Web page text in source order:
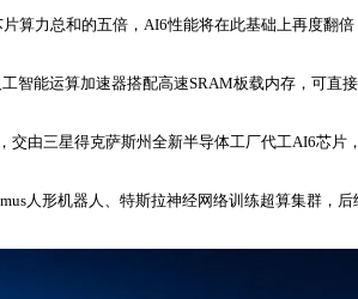
算力总和的五倍，AI6性能将在此基础上再度翻
智能运算加速器搭配高速SRAM板载内存，可
由三星得克萨斯州全新半导体工厂代工AI6芯
人形机器人、特斯拉神经网络训练超算集群